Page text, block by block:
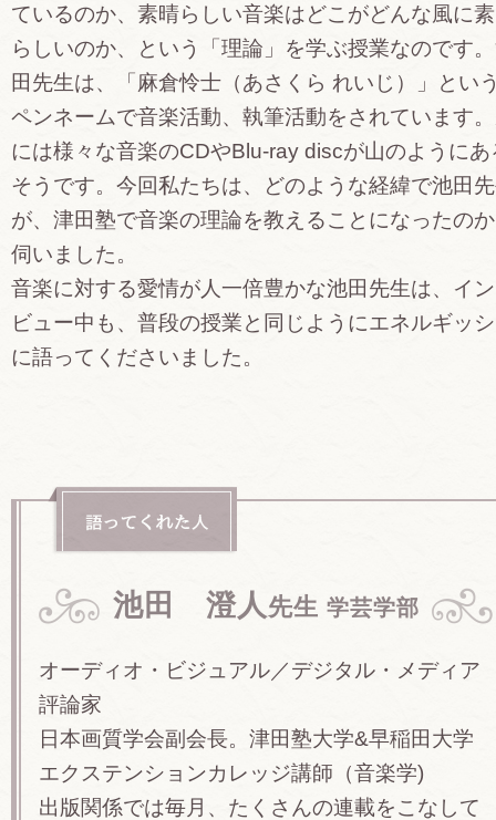
ているのか、素晴らしい音楽はどこがどんな風に
らしいのか、という「理論」を学ぶ授業なのです
田先生は、「麻倉怜士（あさくら れいじ）」とい
ペンネームで音楽活動、執筆活動をされています
には様々な音楽のCDやBlu-ray discが山のようにあ
そうです。今回私たちは、どのような経緯で池田
が、津田塾で音楽の理論を教えることになったの
伺いました。
音楽に対する愛情が人一倍豊かな池田先生は、イ
ビュー中も、普段の授業と同じようにエネルギッ
に語ってくださいました。
池田 澄人 先生 学芸学部
オーディオ・ビジュアル／デジタル・メディア
評論家
日本画質学会副会長。津田塾大学&早稲田大学
エクステンションカレッジ講師（音楽学)
出版関係では毎月、たくさんの連載をこなして